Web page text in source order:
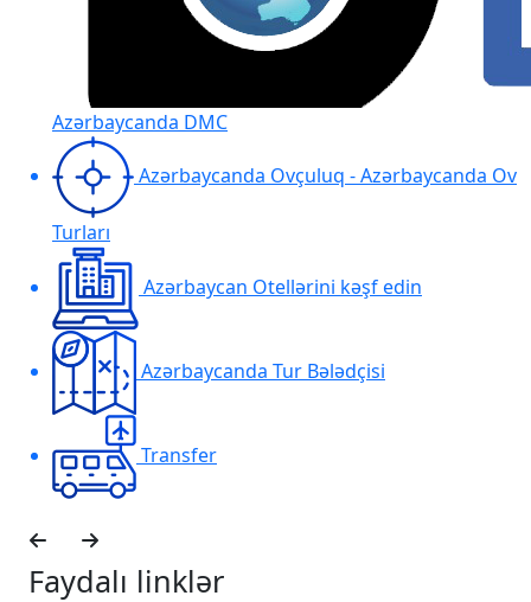
Azərbaycanda DMC
Azərbaycanda Ovçuluq - Azərbaycanda Ov
Turları
Azərbaycan Otellərini kəşf edin
Azərbaycanda Tur Bələdçisi
Transfer
Faydalı linklər